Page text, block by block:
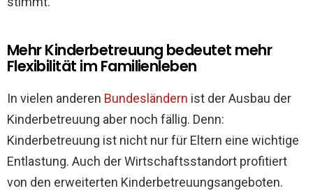
Mehr Kinderbetreuung bedeutet mehr
Flexibilität im Familienleben
In vielen anderen Bundesländern ist der Ausbau der
Kinderbetreuung aber noch fällig. Denn:
Kinderbetreuung ist nicht nur für Eltern eine wichtige
Entlastung. Auch der Wirtschaftsstandort profitiert
von den erweiterten Kinderbetreuungsangeboten.